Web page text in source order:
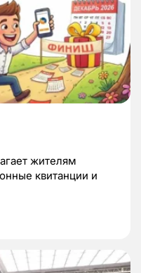
жителям
квитанции и